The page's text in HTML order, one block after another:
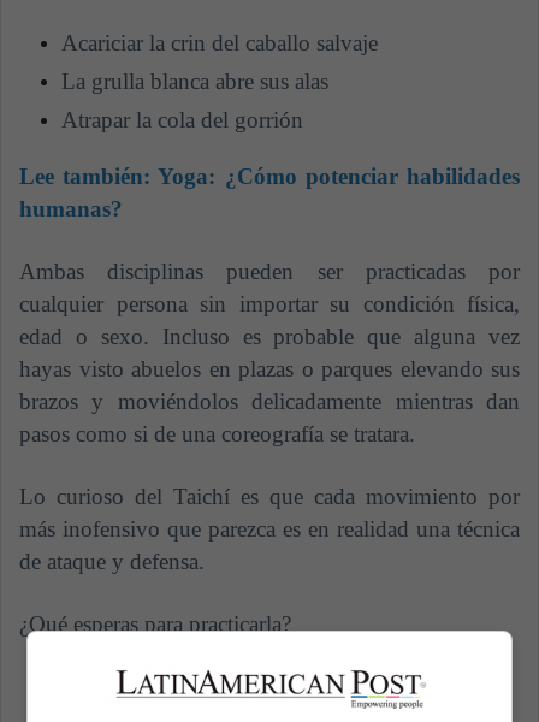
Acariciar la crin del caballo salvaje
La grulla blanca abre sus alas
Atrapar la cola del gorrión
Lee también:Yoga: ¿Cómo potenciar habilidades
humanas?
Ambas disciplinas pueden ser practicadas por
cualquier persona sin importar su condición física,
edad o sexo. Incluso es probable que alguna vez
hayas visto abuelos en plazas o parques elevando sus
brazos y moviéndolos delicadamente mientras dan
pasos como si de una coreografía se tratara.
Lo curioso del Taichí es que cada movimiento por
más inofensivo que parezca es en realidad una técnica
de ataque y defensa.
¿Qué esperas para practicarla?